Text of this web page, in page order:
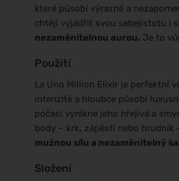
které působí výrazně a
chtějí vyjádřit svou sebejistotu i
nezaměnitelnou aurou. Je to
Použití
La Uno Million Elixir je perfektní
intenzitě a hloubce působí
počasí vynikne jeho hřejivá a
body – krk, zápěstí nebo
mužnou sílu a nezaměnitelný
Složení